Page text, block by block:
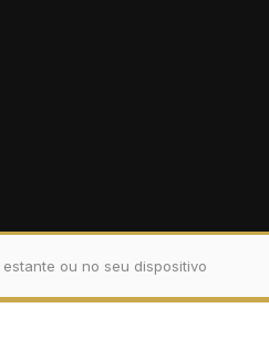
ou no seu dispositivo